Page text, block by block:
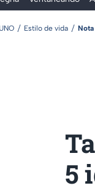
Estilo de vida Nota
5